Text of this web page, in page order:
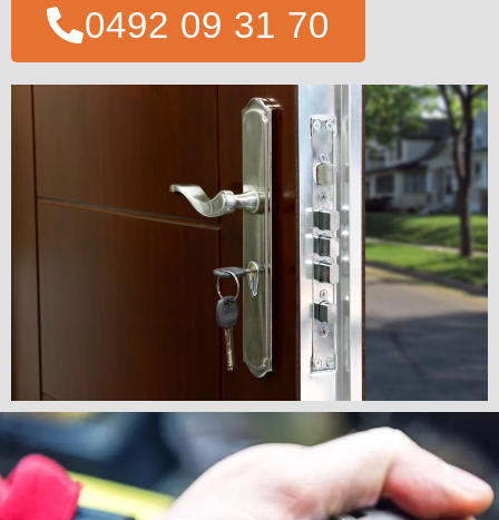
0492 09 31 70